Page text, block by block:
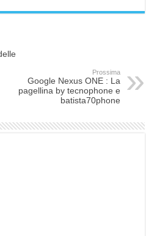
Prossima
Google Nexus ONE : La
pagellina by tecnophone e
batista70phone